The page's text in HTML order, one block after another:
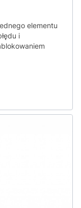
elementu
i